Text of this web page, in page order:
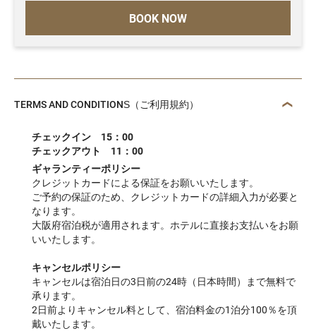
BOOK NOW
TERMS AND CONDITIONS（ご利用規約）
チェックイン 15：00
チェックアウト 11：00
ギャランティーポリシー
クレジットカードによる保証をお願いいたします。
ご予約の保証のため、クレジットカードの詳細入力が必要と
なります。
大阪府宿泊税が適用されます。ホテルに直接お支払いをお願
いいたします。
キャンセルポリシー
キャンセルは宿泊日の3日前の24時（日本時間）まで無料で
承ります。
2日前よりキャンセル料として、宿泊料金の1泊分100％を頂
戴いたします。